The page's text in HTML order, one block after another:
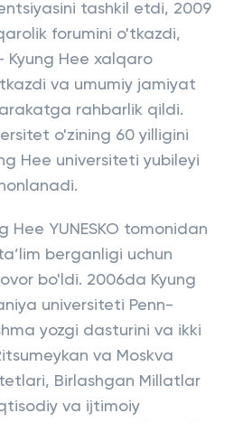
tashkil etdi, 2009
forumini o'tkazdi,
Kyung Hee xalqaro
va umumiy jamiyat
rahbarlik qildi.
o'zining 60 yilligini
Hee universiteti yubileyi
Hee YUNESKO tomonidan
berganligi uchun
bo'ldi. 2006da Kyung
universiteti Penn-
yozgi dasturini va ikki
va Moskva
Birlashgan Millatlar
va ijtimoiy